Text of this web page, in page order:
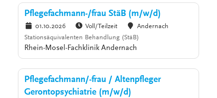
Pflegefachmann-/frau StäB (m/w/d)
01.10.2026 Voll/Teilzeit
Andernach
Stationsäquivalenten Behandlung (StäB)
Rhein-Mosel-Fachklinik Andernach
Pflegefachmann/-frau / Altenpfleger
Gerontopsychiatrie (m/w/d)